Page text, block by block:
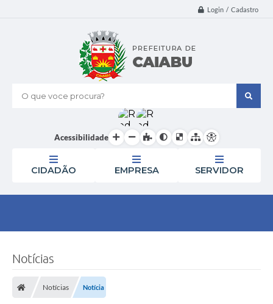
Login / Cadastro
O que voce procura?
Acessibilidade
CIDADÃO EMPRESA SERVIDOR
Notícias
Notícias Notícia